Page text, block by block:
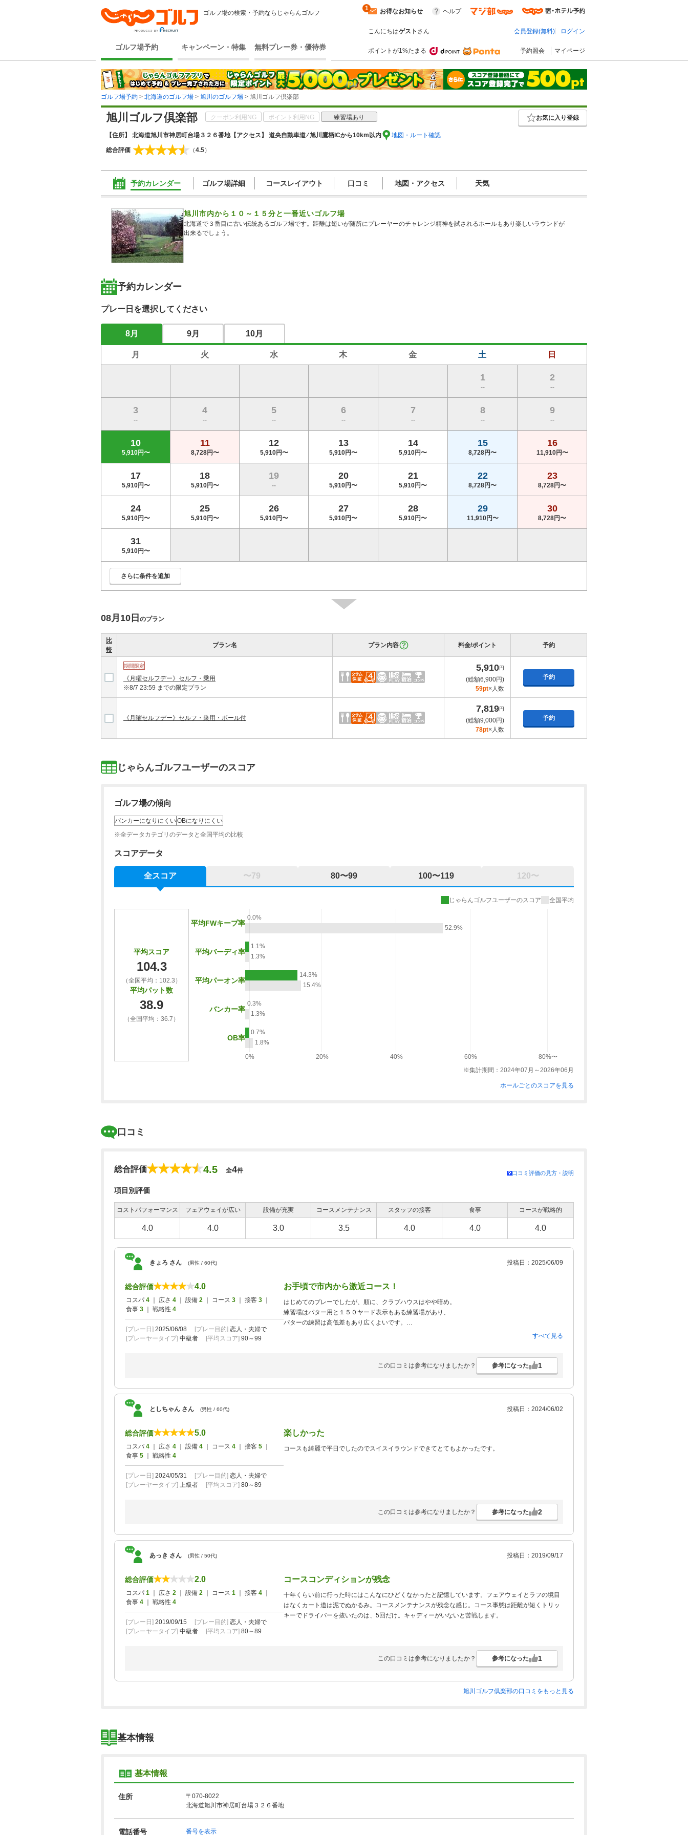
ゴルフ場の検索・予約ならじゃらんゴルフ
ゴルフ場予約 キャンペーン・特集 無料プレー券・優待券
お得なお知らせ
1 ヘルプ
こんにちはゲスト さん 会員登録(無料) ログイン
ポイントが1%たまる 予約照会 マイページ
ゴルフ場予約 > 北海道のゴルフ場 > 旭川のゴルフ場 > 旭川ゴルフ倶楽部
旭川ゴルフ倶楽部 クーポン利用NG ポイント利用NG 練習場あり お気に入り登録
【住所】 北海道旭川市神居町台場３２６番地【アクセス】 道央自動車道 ⁄ 旭川鷹栖ICから10km以内 地図・ルート確認
総合評価 （4.5）
予約カレンダー ゴルフ場詳細 コースレイアウト 口コミ 地図・アクセス 天気
旭川市内から１０～１５分と一番近いゴルフ場
北海道で３番目に古い伝統あるゴルフ場です。距離は短いが随所にプレーヤーのチャレンジ精神を試されるホールもあり楽しいラウンドが
予約カレンダー
プレー日を選択してください
8月 9月 10月
月 火 水 木 金 土 日
1
--
2
--
3
--
4
--
5
--
6
--
7
--
8
--
9
--
10
5,910円〜
11
8,728円〜
12
5,910円〜
13
5,910円〜
14
5,910円〜
15
8,728円〜
16
11,910円〜
17
5,910円〜
18
5,910円〜
19
--
20
5,910円〜
21
5,910円〜
22
8,728円〜
23
8,728円〜
24
5,910円〜
25
5,910円〜
26
5,910円〜
27
5,910円〜
28
5,910円〜
29
11,910円〜
30
8,728円〜
31
5,910円〜
さらに条件を追加
08月10日 のプラン
比
較
プラン名 プラン内容 料金/ポイント 予約
期間限定
《月曜セルフデー》セルフ・乗用
※8/7 23:59 までの限定プラン
5,910円
(総額6,900円)
59pt×人数
予約
《月曜セルフデー》セルフ・乗用・ボール付
7,819円
(総額9,000円)
78pt×人数
予約
じゃらんゴルフユーザーのスコア
ゴルフ場の傾向
バンカーになりにくいOBになりにくい
※全データカテゴリのデータと全国平均の比較
スコアデータ
全スコア 〜79 80〜99 100〜119 120〜
じゃらんゴルフユーザーのスコア 全国平均
平均スコア
104.3
（全国平均：102.3）
平均パット数
38.9
（全国平均：36.7）
平均FWキープ率
0.0%
52.9%
平均バーディ率
1.1%
1.3%
平均パーオン率
14.3%
15.4%
バンカー率
0.3%
1.3%
OB率
0.7%
1.8%
0%
20% 40% 60%
80%〜
※集計期間：2024年07月～2026年06月
ホールごとのスコアを見る
口コミ
総合評価 4.5 全4件 口コミ評価の見方・説明
項目別評価
コストパフォーマンス フェアウェイが広い 設備が充実 コースメンテナンス スタッフの接客 食事 コースが戦略的
4.0 4.0 3.0 3.5 4.0 4.0 4.0
きょろ さん (男性 / 60代) 投稿日：2025/06/09
総合評価 4.0
コスパ 4 ｜ 広さ 4 ｜ 設備 2 ｜ コース 3 ｜ 接客 3
食事 3 ｜ 戦略性 4
[プレー日] 2025/06/08 [プレー目的] 恋人・夫婦で
[プレーヤータイプ] 中級者 [平均スコア] 90～99
お手頃で市内から激近コース！
はじめてのプレーでしたが、順に、クラブハウスはやや暗め。
練習場はパター用と１５０ヤード表示もある練習場があり、
パターの練習は高低差もあり広くよいです。
コースはパー７０です。フェアウエイとグリーンはよく整備されていました。
コースは左右に曲がるホールが多く、飛ばしすぎると突き抜けるコースも。
何より旭川市内から近く、金額もお手頃でよかったです。
ただ、ティーグランドがホワイトからなのか謎の黄色からなのかがわかりずらっかたのと、カートは
すべて見る
この口コミは参考になりましたか？ 参考になった 1
としちゃん さん (男性 / 60代) 投稿日：2024/06/02
総合評価 5.0
コスパ 4 ｜ 広さ 4 ｜ 設備 4 ｜ コース 4 ｜ 接客 5
食事 5 ｜ 戦略性 4
[プレー日] 2024/05/31 [プレー目的] 恋人・夫婦で
[プレーヤータイプ] 上級者 [平均スコア] 80～89
楽しかった
コースも綺麗で平日でしたのでスイスイラウンドできてとてもよかったです。
この口コミは参考になりましたか？ 参考になった 2
あっき さん (男性 / 50代) 投稿日：2019/09/17
総合評価 2.0
コスパ 1 ｜ 広さ 2 ｜ 設備 2 ｜ コース 1 ｜ 接客 4
食事 4 ｜ 戦略性 4
[プレー日] 2019/09/15 [プレー目的] 恋人・夫婦で
[プレーヤータイプ] 中級者 [平均スコア] 80～89
コースコンディションが残念
十年くらい前に行った時にはこんなにひどくなかったと記憶しています。フェアウェイとラフの境目
はなくカート道は泥でぬかるみ。コースメンテナンスが残念な感じ。コース事態は距離が短くトリッ
キーでドライバーを抜いたのは、5回だけ。キャディーがいないと苦戦します。
この口コミは参考になりましたか？ 参考になった 1
旭川ゴルフ倶楽部の口コミをもっと見る
基本情報
基本情報
住所
〒070-8022
北海道旭川市神居町台場３２６番地
電話番号 番号を表示